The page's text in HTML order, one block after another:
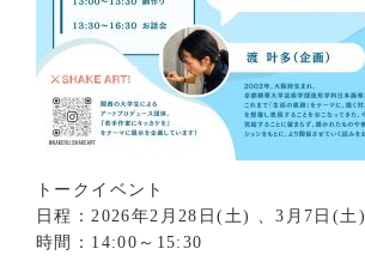
トークイベント
日程：2026年2月28日(土) 、3月7日(土)
時間：14:00～15:30